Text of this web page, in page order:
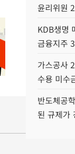
윤리위원
KDB생명
금융지주
가스공사
수용 미수
반도체공
된 규제가